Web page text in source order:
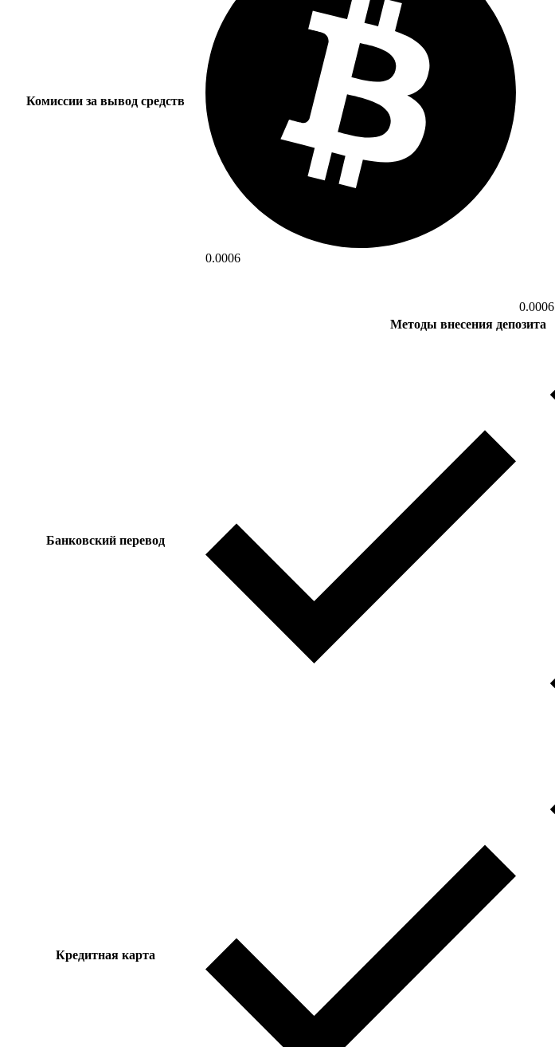
Комиссии за вывод средств
0.0006
0.0006
Методы внесения депозита
Банковский перевод
Кредитная карта